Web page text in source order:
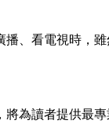
、看電視時，
為讀者提供最